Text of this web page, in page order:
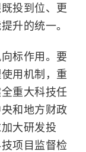
投到位、更
升的统一。
标作用。要
用机制，重
重大科技任
和地方财政
大研发投
项目监督检